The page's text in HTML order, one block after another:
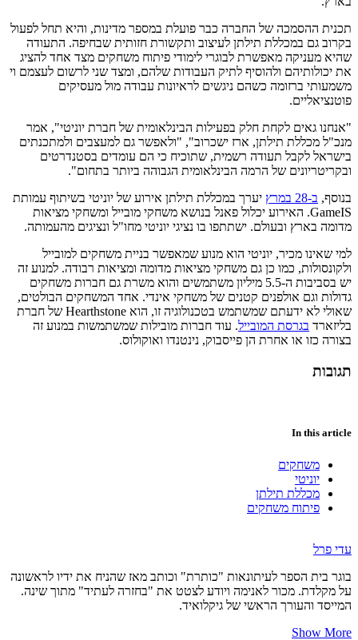
תכנית ההסמכה של החברה כבר פועלת במספר מדינות, והיא תחל לפעול
בקרוב גם במכללת תילתן לעיצוב ותקשורת חזותית שבחיפה. התעודה
שהיא מעניקה מאפשרת לבוגרי לימודי פיתוח משחקים מצד אחד להציג
את יכולותיהם ולהוסיף לתיק העבודות שלהם, ומצד שני לרשום לעצמם וי
משמעותי ברזומה כשהם ניגשים לראיונות עבודה מול מעסיקים
פוטנציאליים.
"אנחנו גאים לקחת חלק בפעילות הבינלאומית של חברת יוניטי", אמר
מנכ"ל מכללת תילתן, ארז ישכרוב", "ולאפשר גם למעצבים ולמתכנתים
בישראל לקבל תעודה רשמית, שתוכיח כי הם עומדים בסטנדרטים
ובקריטריונים של הרמה הבינלאומית הגבוהה ביותר בתחום".
בנוסף, ב-28 במרץ
יערך במכללת תילתן אירוע של יוניטי בשיתוף עמותת
GameIS. האירוע יכלול פאנל בנושא משחקי מובייל ומשחקי מציאות
מדומה בארץ ובעולם. ישתתפו בו נציגי יוניטי מחו"ל ונציגים מהעמותה.
למי שאינו מכיר, יוניטי הוא מנוע שמאפשר בניית משחקים למובייל
ולקונסולות, כמו כן גם משחקי מציאות מדומה ומציאות רבודה. למנוע זה
יש בסביבות ה-5.5 מיליון משתמשים והוא משרת גם חברות משחקים
גדולות וגם אולפנים קטנים של משחקי אינדי. אחד המשחקים הבולטים,
שאולי לא ידעתם שמשתמש בטכנולוגיה זו, הוא Hearthstone של חברת
בליזארד בגרסת המובייל. עוד חברות מובילות שמשתמשות במנוע זה
בצורה כזו או אחרת הן פייסבוק, נינטנדו ואוקולוס.
תגובות
In this article
משחקים
יוניטי
מכללת תילתן
פיתוח משחקים
עדי פרל
בוגר בית הספר לעיתונאות "כותרת" וכותב מאז שהניח את ידיו לראשונה
על מקלדת. מכור לאנימה ויודע לצטט את "בחזרה לעתיד" מתוך שינה.
המייסד והעורך הראשי של גיקלואיד.
Show More